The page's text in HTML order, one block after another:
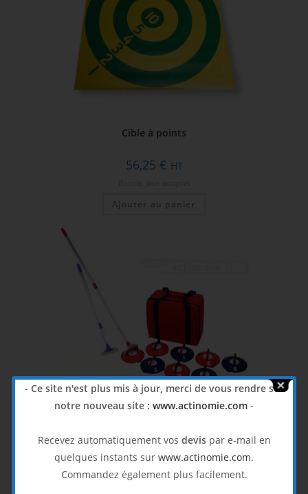
Cible à points
56,25 € HT
Ajouter au panier
- Ce site n'est plus mis à jour, merci de vous rendre sur
notre nouveau site : www.actinomie.com -
Recevez automatiquement vos devispar e-mail en
quelques instants sur www.actinomie.com.
Commandez également plus facilement.